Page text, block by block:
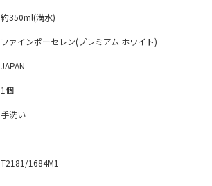
約350ml(満水)
ファインポーセレン(プレミアム ホワイト)
JAPAN
1個
手洗い
-
T2181/1684M1